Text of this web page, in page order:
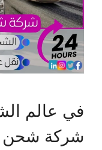
في عالم
شركة شحن